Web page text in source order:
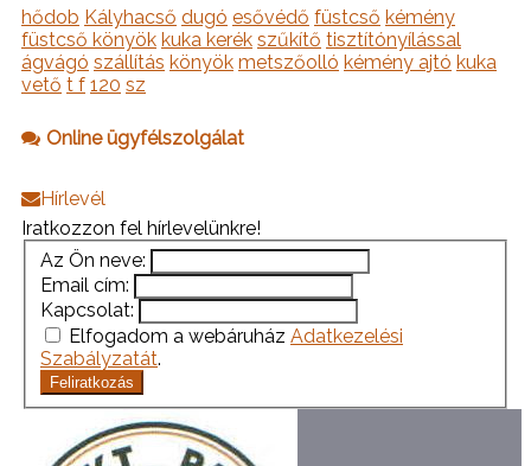
hődob Kályhacső dugó esővédő füstcső kémény
füstcső könyök kuka kerék szűkítő tisztítónyílással
ágvágó szállítás könyök metszőolló kémény ajtó kuka
vető t f 120 sz
Online ügyfélszolgálat
Hírlevél
Iratkozzon fel hírlevelünkre!
Az Ön neve:
Email cím:
Kapcsolat:
Elfogadom a webáruház Adatkezelési
Szabályzatát.
Feliratkozás